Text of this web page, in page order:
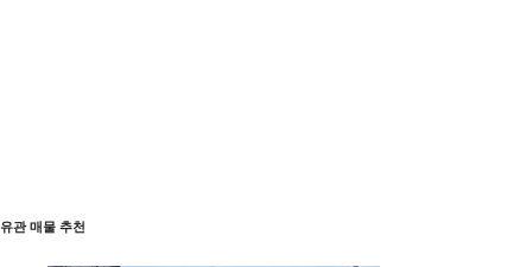
유관 매물 추천